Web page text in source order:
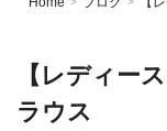
【レディー
ラウス